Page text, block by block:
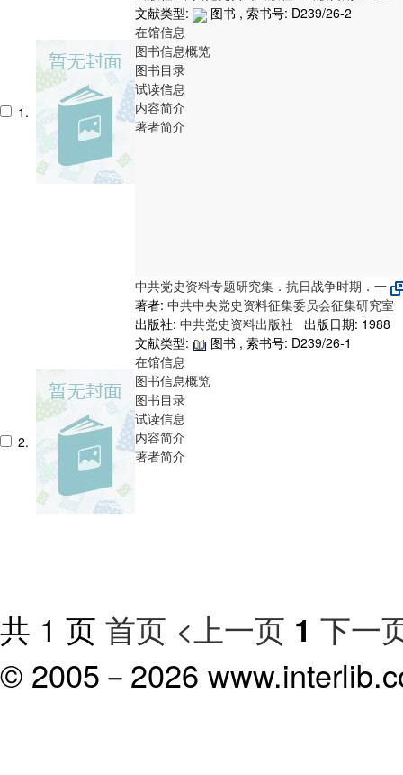
1.
文献类型:
图书 , 索书号: D239/26-2
在馆信息
图书信息概览
图书目录
试读信息
内容简介
著者简介
2.
中共党史资料专题研究集．抗日战争时期．一
著者: 中共中央党史资料征集委员会征集研究室
出版社: 中共党史资料出版社
出版日期: 1988
文献类型:
图书 , 索书号: D239/26-1
在馆信息
图书信息概览
图书目录
试读信息
内容简介
著者简介
共 1 页 首页 <上一页 1 下一
© 2005－ 2026